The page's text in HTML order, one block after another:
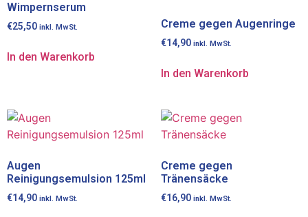
Wimpernserum
€25,50 inkl. MwSt.
In den Warenkorb
Creme gegen Augenringe
€14,90 inkl. MwSt.
In den Warenkorb
Augen
Reinigungsemulsion 125ml
€14,90 inkl. MwSt.
Creme gegen
Tränensäcke
€16,90 inkl. MwSt.